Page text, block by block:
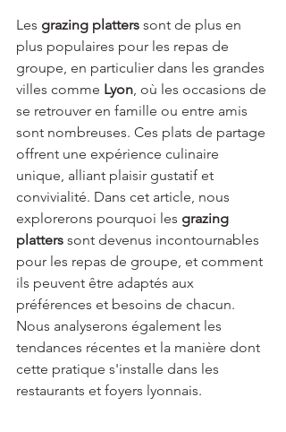
Les grazing platters sont de plus en
plus populaires pour les repas de
groupe, en particulier dans les grandes
villes comme Lyon, où les occasions de
se retrouver en famille ou entre amis
sont nombreuses. Ces plats de partage
offrent une expérience culinaire
unique, alliant plaisir gustatif et
convivialité. Dans cet article, nous
explorerons pourquoi les grazing
platters sont devenus incontournables
pour les repas de groupe, et comment
ils peuvent être adaptés aux
préférences et besoins de chacun.
Nous analyserons également les
tendances récentes et la manière dont
cette pratique s'installe dans les
restaurants et foyers lyonnais.